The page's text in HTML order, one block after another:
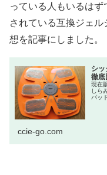
っている人もいるは
されている互換ジェ
想を記事にしました。
シッ
徹底
現在
しら
パッ
ccie-go.com